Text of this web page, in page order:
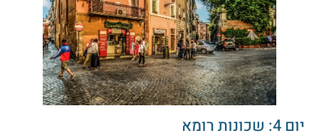
שכונות רומא